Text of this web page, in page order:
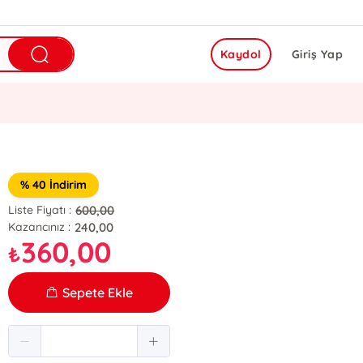
Giriş Yap
Kaydol
% 40 İndirim
Liste Fiyatı : 600,00
Kazancınız : 240,00
₺360,00
Sepete Ekle